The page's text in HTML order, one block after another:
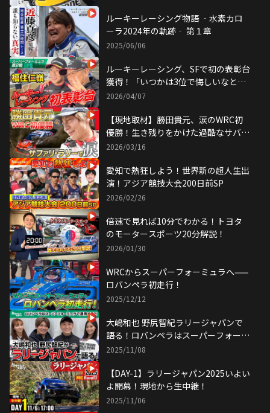
ルーキーレーシング物語 ‐水素カロ
ーラ2024年の軌跡‐ 第１章
2025/06/06
ルーキーレーシング、SFで初の表彰台
獲得！「いつかは3位で悔しいなとい
うチームに」
2026/04/07
【現地取材】勝田貴元、涙のWRC初
優勝！生き残りをかけた過酷なサバイ
バルラリーに密着
2026/03/16
愛知で熱狂しよう！世界新の超人生出
演！アジア競技大会200日前SP
2026/02/26
倍速で見れば10分でわかる！トヨタ
のモータースポーツ20分解説！
2026/01/30
WRCからスーパーフォーミュラへ——
ロバンペラ初走行！
2025/12/12
大嶋和也 野尻智紀ラリージャパンで
語る！ロバンペラはスーパーフォーミ
ュラで通用する！？
2025/11/08
【DAY-1】ラリージャパン2025いよい
よ開幕！現地から生中継！
2025/11/06